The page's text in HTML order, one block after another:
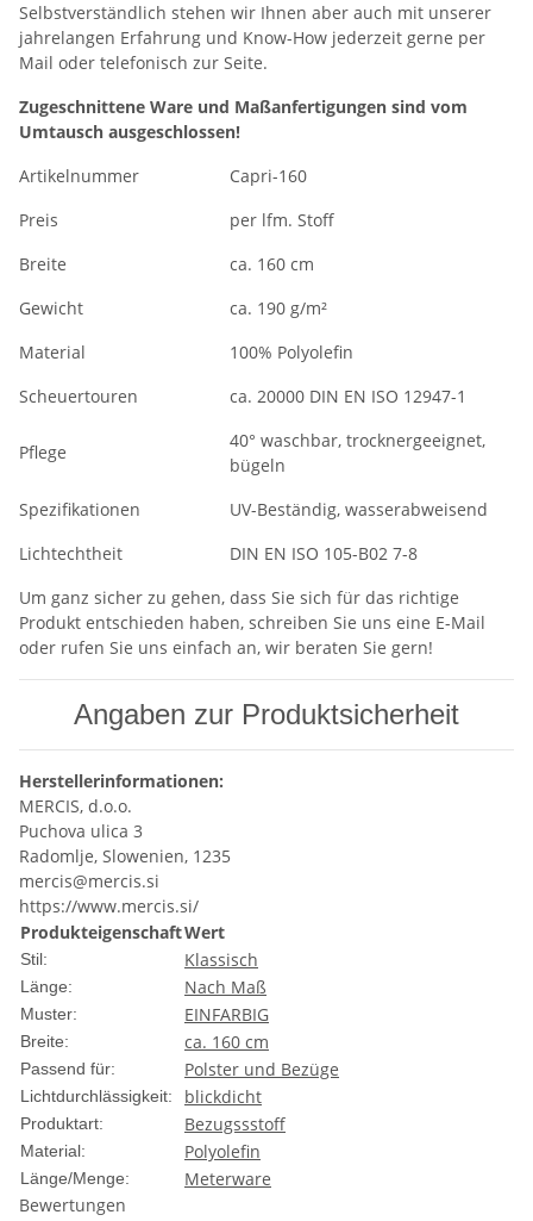
Selbstverständlich stehen wir Ihnen aber auch mit unserer
jahrelangen Erfahrung und Know-How jederzeit gerne per
Mail oder telefonisch zur Seite.
Zugeschnittene Ware und Maßanfertigungen sind vom
Umtausch ausgeschlossen!
Artikelnummer
Capri-160
Preis
per lfm. Stoff
Breite
ca. 160 cm
Gewicht
ca. 190 g/m²
Material
100% Polyolefin
Scheuertouren
ca. 20000 DIN EN ISO 12947-1
Pflege
40° waschbar, trocknergeeignet,
bügeln
Spezifikationen
UV-Beständig, wasserabweisend
Lichtechtheit
DIN EN ISO 105-B02 7-8
Um ganz sicher zu gehen, dass Sie sich für das richtige
Produkt entschieden haben, schreiben Sie uns eine E-Mail
oder rufen Sie uns einfach an, wir beraten Sie gern!
Angaben zur Produktsicherheit
Herstellerinformationen:
MERCIS, d.o.o.
Puchova ulica 3
Radomlje, Slowenien, 1235
mercis@mercis.si
https://www.mercis.si/
ProdukteigenschaftWert
Stil: Klassisch
Länge: Nach Maß
Muster: EINFARBIG
Breite: ca. 160 cm
Passend für: Polster und Bezüge
Lichtdurchlässigkeit: blickdicht
Produktart: Bezugssstoff
Material: Polyolefin
Länge/Menge:
Meterware
Bewertungen